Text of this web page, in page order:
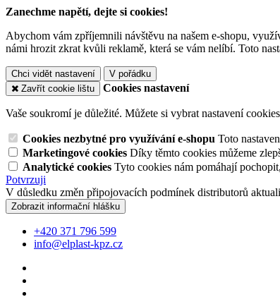
Zanechme napětí, dejte si cookies!
Abychom vám zpříjemnili návštěvu na našem e-shopu,
námi hrozit zkrat kvůli reklamě, která se vám nelíbí. Toto
Chci vidět nastavení
V pořádku
Zavřít cookie lištu
Cookies nastavení
Vaše soukromí je důležité. Můžete si vybrat nastavení
Cookies nezbytné pro využívání e-shopu Toto
Marketingové cookies Díky těmto cookies můžeme
Analytické cookies Tyto cookies nám pomáhají
Potvrzuji
V důsledku změn připojovacích podmínek distributorů
Zobrazit informační hlášku
+420 371 796 599
info@elplast-kpz.cz